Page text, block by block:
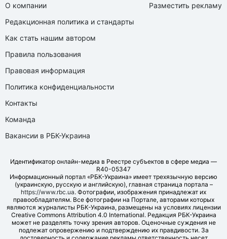
О компании
Редакционная политика и стандарты
Как стать нашим автором
Правила пользования
Правовая информация
Политика конфиденциальности
Контакты
Команда
Вакансии в РБК-Украина
Разместить рекламу
Идентификатор онлайн-медиа в Реестре субъектов в сфере медиа —
R40-05347
Информационный портал «РБК-Украина» имеет трехязычную версию
(украинскую, русскую и английскую), главная страница портала –
https://www.rbc.ua. Фотографии, изображения принадлежат их
правообладателям. Все фотографии на Портале, авторами которых
являются журналисты РБК-Украина, размещены на условиях лицензии
Creative Commons Attribution 4.0 International. Редакция РБК-Украина
может не разделять точку зрения авторов. Оценочные суждения не
подлежат опровержению и подтверждению их правдивости. За